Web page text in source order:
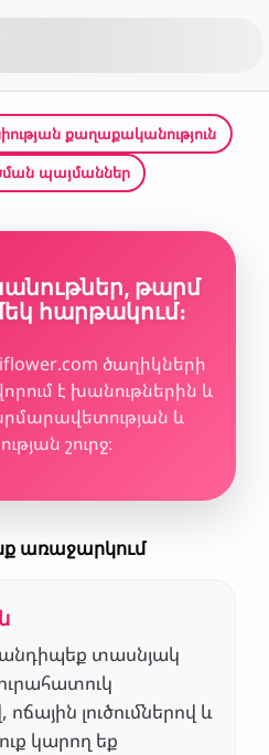
քաղաքականություն
պայմաններ
թարմ
հարթակում։
ծաղիկների
է խանութներին և
և
շուրջ։
առաջարկում
տասնյակ
լուծումներով և
կարող եք